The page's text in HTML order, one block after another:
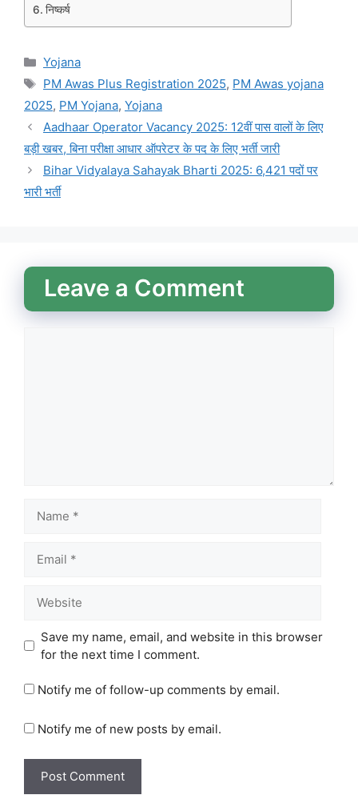
निष्कर्ष
Categories
Yojana
Tags
PM Awas Plus Registration 2025, PM Awas yojana
2025, PM Yojana, Yojana
Aadhaar Operator Vacancy 2025: 12वीं पास वालों के लिए
बड़ी खबर, बिना परीक्षा आधार ऑपरेटर के पद के लिए भर्ती जारी
Bihar Vidyalaya Sahayak Bharti 2025: 6,421 पदों पर
भारी भर्ती
Leave a Comment
Save my name, email, and website in this browser
for the next time I comment.
Notify me of follow-up comments by email.
Notify me of new posts by email.